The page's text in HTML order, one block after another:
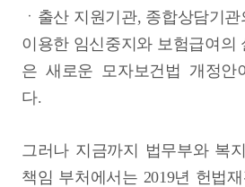
ㆍ출산 지원기관, 종합상담기
이용한 임신중지와 보험급여의
은 새로운 모자보건법 개정안
다.
그러나 지금까지 법무부와 복
책임 부처에서는 2019년 헌법